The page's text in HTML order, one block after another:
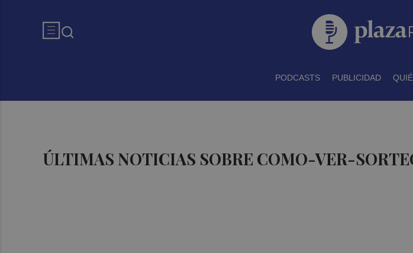
PODCASTS PUBLICIDAD
ÚLTIMAS NOTICIAS SOBRE COMO-VER-